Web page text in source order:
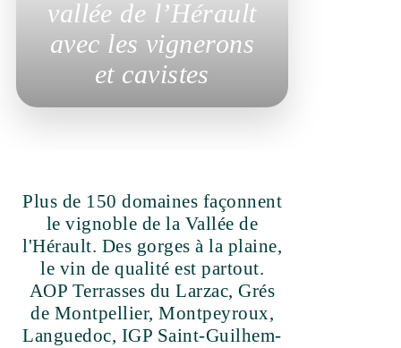
vallée de l’Hérault
avec les vignerons et
cavistes
Plus de 150 domaines façonnent
le vignoble de la Vallée de
l'Hérault. Des gorges à la plaine,
le vin de qualité est partout. AOP
Terrasses du Larzac, Grés de
Montpellier, Montpeyroux,
Languedoc, IGP Saint-Guilhem-